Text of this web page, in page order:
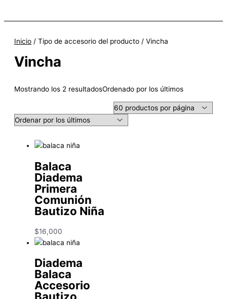
Inicio / Tipo de accesorio del producto / Vincha
Vincha
Mostrando los 2 resultadosOrdenado por los últimos
Balaca
Diadema
Primera
Comunión
Bautizo Niña
$16,000
Diadema
Balaca
Accesorio